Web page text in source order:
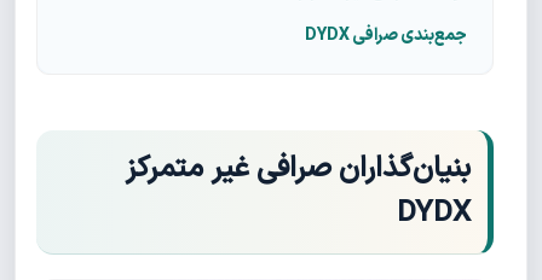
جمع‌بندی صرافی DYDX
بنیان‌گذاران صرافی غیر متمرکز
DYDX